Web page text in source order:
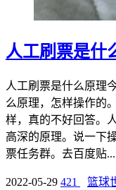
人工刷票是什
人工刷票是什么原理
么原理，怎样操作的
样，真的不好回答。
高深的原理。说一下
票任务群。去百度贴...
2022-05-29 421 篮球